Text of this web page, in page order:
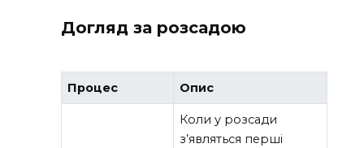
Догляд за розсадою
Процес Опис
Коли у розсади
з’являться перші